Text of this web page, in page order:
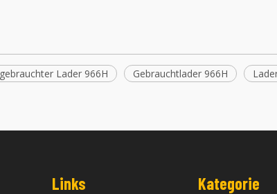
gebrauchter Lader 966H Gebrauchtlader 966H
Links Kategorie